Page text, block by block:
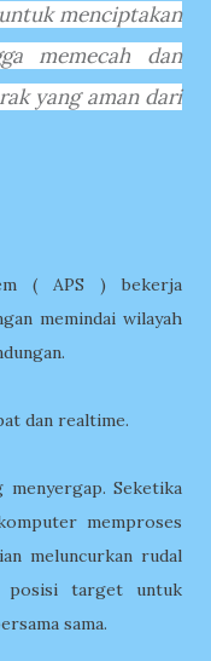
menciptakan
memecah dan
yang aman dari
( APS ) bekerja
memindai wilayah
dan realtime.
Seketika
memproses
meluncurkan rudal
posisi target untuk
sama.